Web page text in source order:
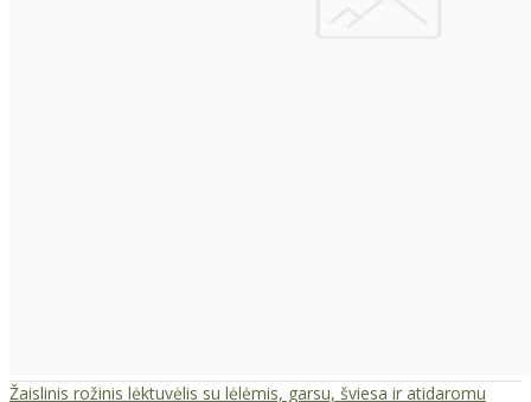
Žaislinis rožinis lėktuvėlis su lėlėmis, garsu, šviesa ir atidaromu